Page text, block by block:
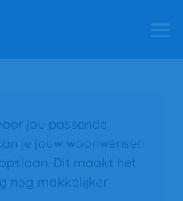
jou passende
je jouw woonwensen
Dit maakt het
nog makkelijker